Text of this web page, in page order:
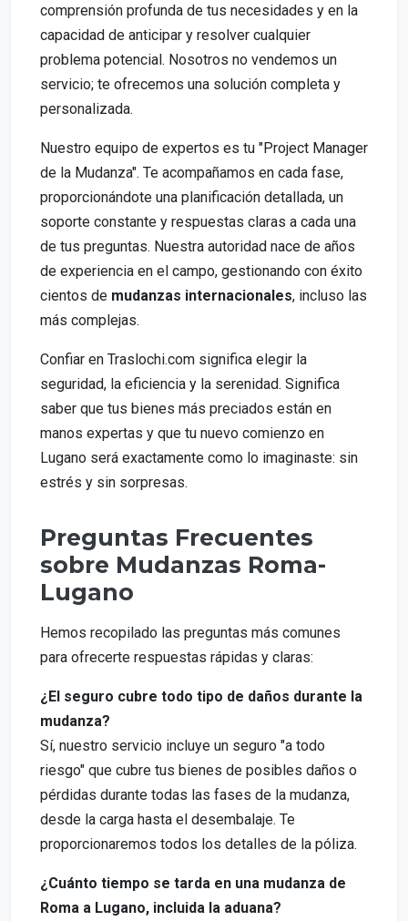
comprensión profunda de tus necesidades y en la
capacidad de anticipar y resolver cualquier
problema potencial. Nosotros no vendemos un
servicio; te ofrecemos una solución completa y
personalizada.
Nuestro equipo de expertos es tu "Project Manager
de la Mudanza". Te acompañamos en cada fase,
proporcionándote una planificación detallada, un
soporte constante y respuestas claras a cada una
de tus preguntas. Nuestra autoridad nace de años
de experiencia en el campo, gestionando con éxito
cientos de mudanzas internacionales, incluso las
más complejas.
Confiar en Traslochi.com significa elegir la
seguridad, la eficiencia y la serenidad. Significa
saber que tus bienes más preciados están en
manos expertas y que tu nuevo comienzo en
Lugano será exactamente como lo imaginaste: sin
estrés y sin sorpresas.
Preguntas Frecuentes
sobre Mudanzas Roma-
Lugano
Hemos recopilado las preguntas más comunes
para ofrecerte respuestas rápidas y claras:
¿El seguro cubre todo tipo de daños durante la
mudanza?
Sí, nuestro servicio incluye un seguro "a todo
riesgo" que cubre tus bienes de posibles daños o
pérdidas durante todas las fases de la mudanza,
desde la carga hasta el desembalaje. Te
proporcionaremos todos los detalles de la póliza.
¿Cuánto tiempo se tarda en una mudanza de
Roma a Lugano, incluida la aduana?